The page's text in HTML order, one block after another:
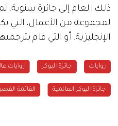
ذلك العام إلى جائزة سنوية،
لمجموعة من الأعمال، التي
الإنجليزية، أو التي قام
روايات جائزة البوكر روايات
جائزة البوكر العالمية القائمة